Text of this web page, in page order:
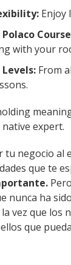
Enjoy
with your
From
expert.
tu negocio al
que te
nunca ha
vez que los
que